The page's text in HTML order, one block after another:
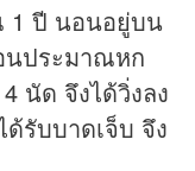
1 ปี นอนอยู่บน
นประมาณหก
นัด จึงได้วิ่งลง
รับบาดเจ็บ จึง